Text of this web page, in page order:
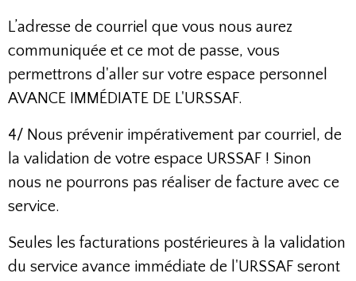
L’adresse de courriel que vous nous aurez
communiquée et ce mot de passe, vous
permettrons d'aller sur votre espace personnel
AVANCE IMMÉDIATE DE L'URSSAF.
4/ Nous prévenir impérativement par courriel, de
la validation de votre espace URSSAF ! Sinon
nous ne pourrons pas réaliser de facture avec ce
service.
Seules les facturations postérieures à la validation
du service avance immédiate de l'URSSAF seront